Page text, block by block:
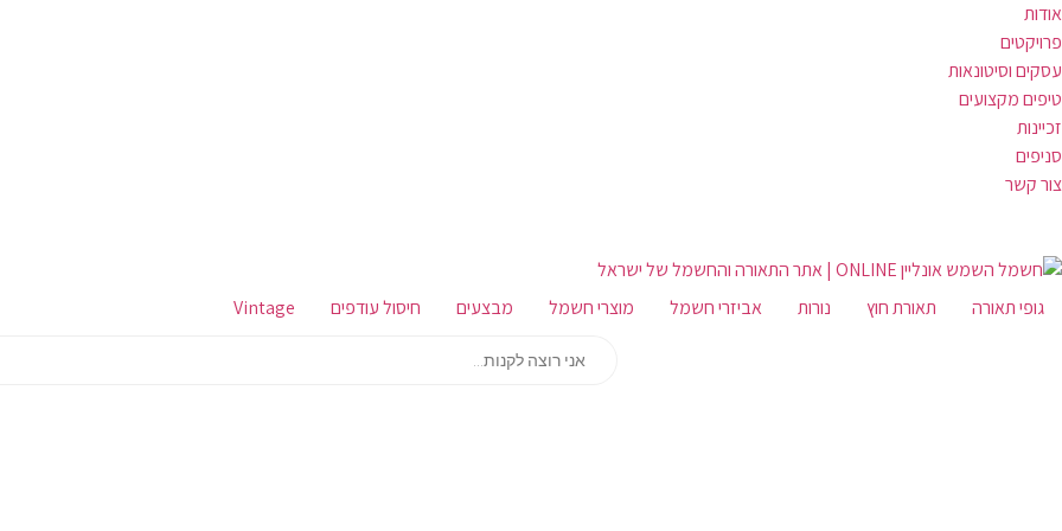
אודות
פרויקטים
עסקים וסיטונאות
טיפים מקצועים
זכיינות
סניפים
צור קשר
גופי תאורה תאורת חוץ נורות אביזרי חשמל מוצרי חשמל מבצעים חיסול עודפים Vintage